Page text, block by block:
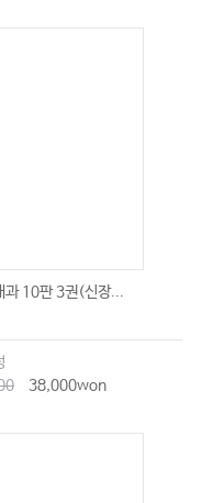
과 10판 3권(신장...
38,000won